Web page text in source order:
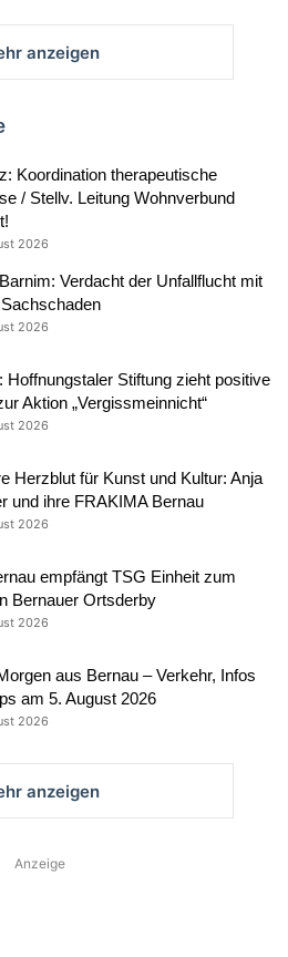
anzeigen
Koordination therapeutische
/ Stellv. Leitung Wohnverbund
2026
Verdacht der Unfallflucht mit
2026
Hoffnungstaler Stiftung zieht positive
Aktion „Vergissmeinnicht“
2026
Herzblut für Kunst und Kultur: Anja
und ihre FRAKIMA Bernau
2026
empfängt TSG Einheit zum
Bernauer Ortsderby
2026
aus Bernau – Verkehr, Infos
am 5. August 2026
2026
anzeigen
Anzeige